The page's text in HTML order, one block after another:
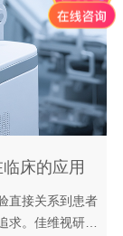
床的应用
直接关系到患者
求。佳维视研发